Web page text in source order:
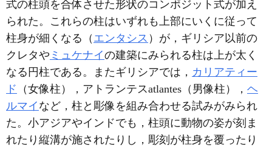
式の柱頭を合体させた形状のコンポジット式が加え
られた。これらの柱はいずれも上部にいくに従って
柱身が細くなる（ エンタシス ）が，ギリシア以前の
クレタや ミュケナイの建築にみられる柱は上が太く
なる円柱である。またギリシアでは， カリアティー
ド （女像柱），アトランテスatlantes（男像柱）， ヘ
ルマイ など，柱と彫像を組み合わせる試みがみられ
た。小アジアやインドでも，柱頭に動物の姿が刻ま
れたり縦溝が施されたりし，彫刻が柱身を覆ったり